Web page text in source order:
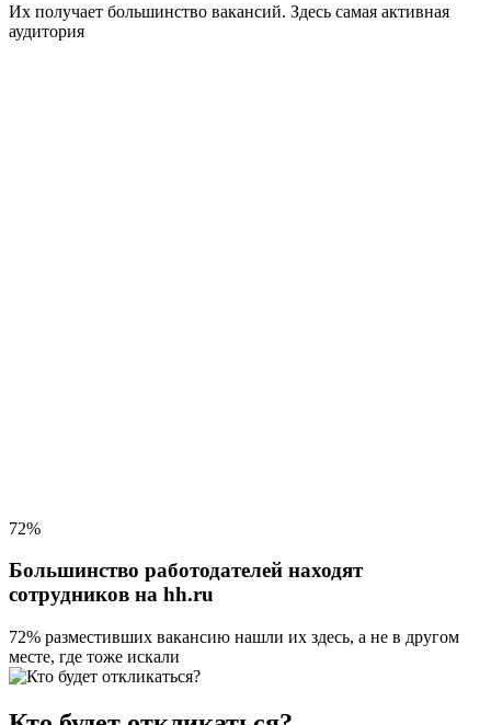
Их получает большинство вакансий. Здесь самая активная
аудитория
72%
Большинство работодателей находят
сотрудников на hh.ru
72% разместивших вакансию нашли их здесь, а не в другом
месте, где тоже искали